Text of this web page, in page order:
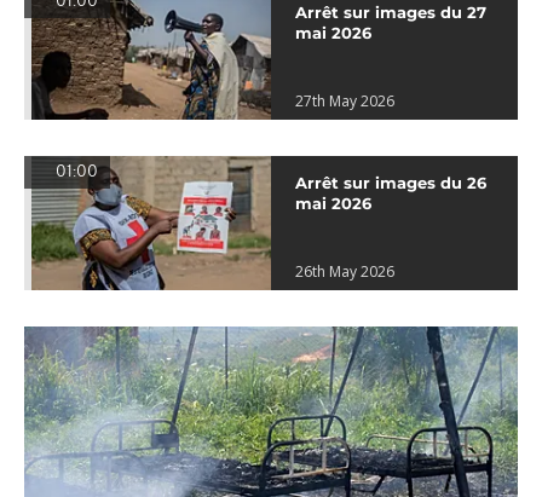
Arrêt sur images du 27
mai 2026
27th May 2026
01:00
Arrêt sur images du 26
mai 2026
26th May 2026